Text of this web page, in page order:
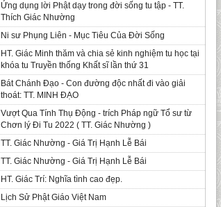
Ứng dụng lời Phật dạy trong đời sống tu tập - TT.
Thích Giác Nhường
Ni sư Phụng Liên - Mục Tiêu Của Đời Sống
HT. Giác Minh thăm và chia sẻ kinh nghiệm tu học tại
khóa tu Truyền thống Khất sĩ lần thứ 31
Bát Chánh Đạo - Con đường độc nhất đi vào giải
thoát: TT. MINH ĐẠO
Vượt Qua Tính Thụ Động - trích Pháp ngữ Tổ sư từ
Chơn lý Đi Tu 2022 ( TT. Giác Nhường )
TT. Giác Nhường - Giá Trị Hạnh Lễ Bái
TT. Giác Nhường - Giá Trị Hạnh Lễ Bái
HT. Giác Trí: Nghĩa tình cao đẹp.
Lịch Sử Phật Giáo Việt Nam